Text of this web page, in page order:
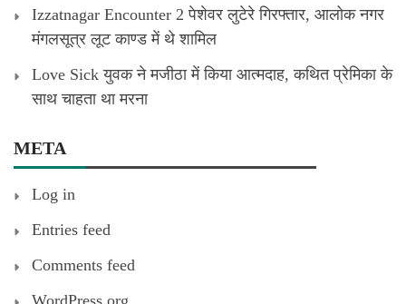
Izzatnagar Encounter 2 पेशेवर लुटेरे गिरफ्तार, आलोक नगर
मंगलसूत्र लूट काण्‍ड में थे शामिल
Love Sick युवक ने मजीठा में किया आत्मदाह, कथित प्रेमिका के
साथ चाहता था मरना
META
Log in
Entries feed
Comments feed